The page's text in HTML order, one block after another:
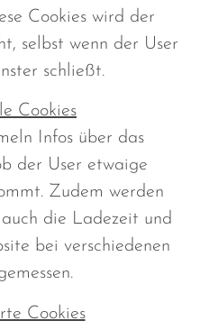
Cookies wird der
selbst wenn der User
schließt.
Cookies
Infos über das
der User etwaige
Zudem werden
die Ladezeit und
bei verschiedenen
Cookies